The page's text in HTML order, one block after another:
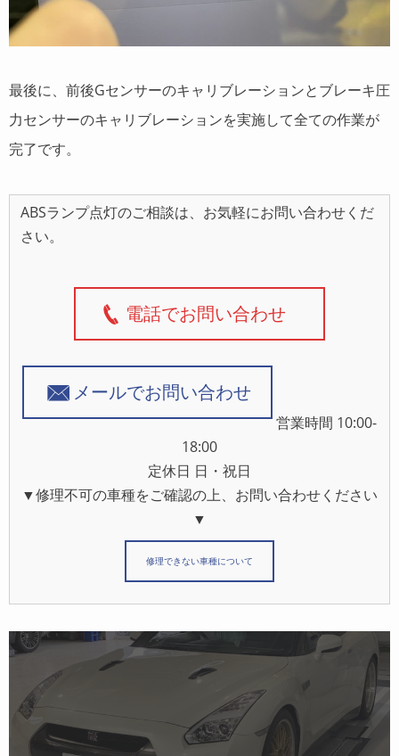
最後に、前後Gセンサーのキャリブレーションとブレーキ圧
力センサーのキャリブレーションを実施して全ての作業が
完了です。
ABSランプ点灯のご相談は、お気軽にお問い合わせくだ
さい。
電話でお問い合わせ
メールでお問い合わせ
営業時間 10:00-
18:00
定休日 日・祝日
▼修理不可の車種をご確認の上、お問い合わせください
▼
修理できない車種について